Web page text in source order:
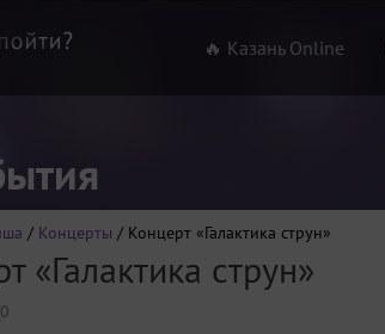
🔥 Казань Online
/ Концерты / Концерт «Галактика струн»
«Галактика струн»